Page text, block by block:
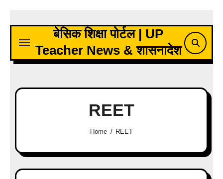
content
बेसिक शिक्षा पोर्टल | UP
Teacher News & शासनादेश
REET
Home REET